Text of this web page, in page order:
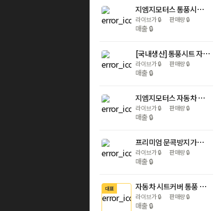
지엠지모터스 통풍시트 자동차 시트커버 국산 쿨링 여름 앞좌석 3D 블랙핀 블랙
라이브가🔒 판매량🔒
매출 🔒
[국내생산] 통풍시트 자동차 시트커버 차량 쿨링 바람 쿨썸 여름 시원한 차량용 윈드포스
라이브가🔒 판매량🔒
매출 🔒
지엠지모터스 자동차 시트커버 차 교체 차량용 방석 가죽 카시트 보호 매트 앞방석+등커버
라이브가🔒 판매량🔒
매출 🔒
프리미엄 문콕방지가드 도어가드 자동차 몰딩 도어 엣지가드 풍절음 10m 고무망치 포함
라이브가🔒 판매량🔒
매출 🔒
대표 자동차 시트커버 통풍 쿨링 여름 차량용 매쉬 쿠울한 냉감 시트커버
라이브가🔒 판매량🔒
매출 🔒